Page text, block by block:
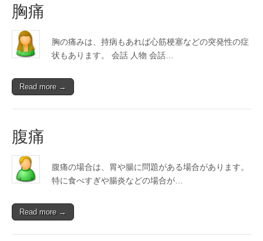
胸痛
胸の痛みは、持病もあれば心筋梗塞などの突発性の症
状もあります。 会話 人物 会話…
Read more →
腹痛
腹痛の場合は、胃や腸に問題がある場合があります。
特に食べすぎや腸炎などの場合が…
Read more →